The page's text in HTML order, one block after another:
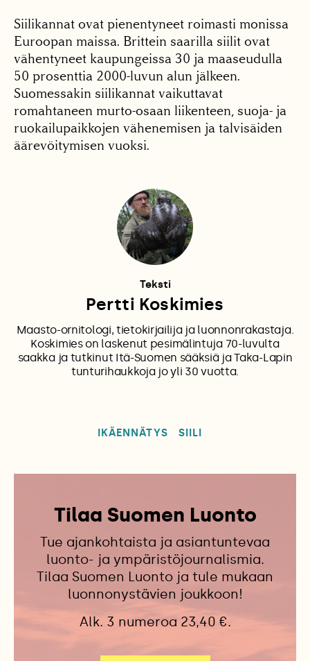
Siilikannat ovat pienentyneet roimasti monissa
Euroopan maissa. Brittein saarilla siilit ovat
vähentyneet kaupungeissa 30 ja maaseudulla
50 prosenttia 2000-luvun alun jälkeen.
Suomessakin siilikannat vaikuttavat
romahtaneen murto-osaan liikenteen, suoja- ja
ruokailupaikkojen vähenemisen ja talvisäiden
äärevöitymisen vuoksi.
Teksti
Pertti Koskimies
Maasto-ornitologi, tietokirjailija ja luonnonrakastaja.
Koskimies on laskenut pesimälintuja 70-luvulta
saakka ja tutkinut Itä-Suomen sääksiä ja Taka-Lapin
tunturihaukkoja jo yli 30 vuotta.
IKÄENNÄTYS SIILI
Tilaa Suomen Luonto
Tue ajankohtaista ja asiantuntevaa
luonto- ja ympäristöjournalismia.
Tilaa Suomen Luonto ja tule mukaan
luonnonystävien joukkoon!
Alk. 3 numeroa 23,40 €.